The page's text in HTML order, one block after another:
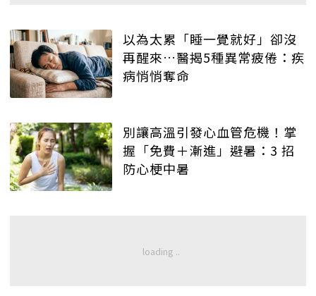
以為太累「睡一覺就好」卻沒
再醒來…醫揭5種異常疲倦：疾
病悄悄奪命
別讓高溫引發心血管危機！掌
握「免費＋漸進」避暑：3 招
防心梗中暑